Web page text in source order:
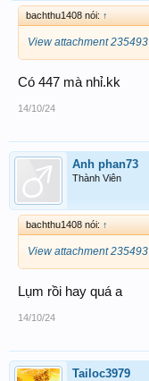
bachthu1408 nói: ↑
View attachment 235493
Có 447 mà nhỉ.kk
14/10/24
Anh phan73
Thành Viên
bachthu1408 nói: ↑
View attachment 235493
Lụm rồi hay quá a
14/10/24
Tailoc3979